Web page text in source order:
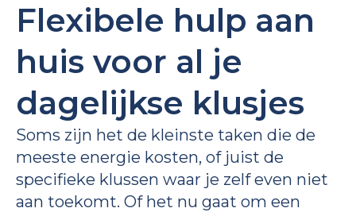
Flexibele hulp aan
huis voor al je
dagelijkse klusjes
Soms zijn het de kleinste taken die de
meeste energie kosten, of juist de
specifieke klussen waar je zelf even niet
aan toekomt. Of het nu gaat om een